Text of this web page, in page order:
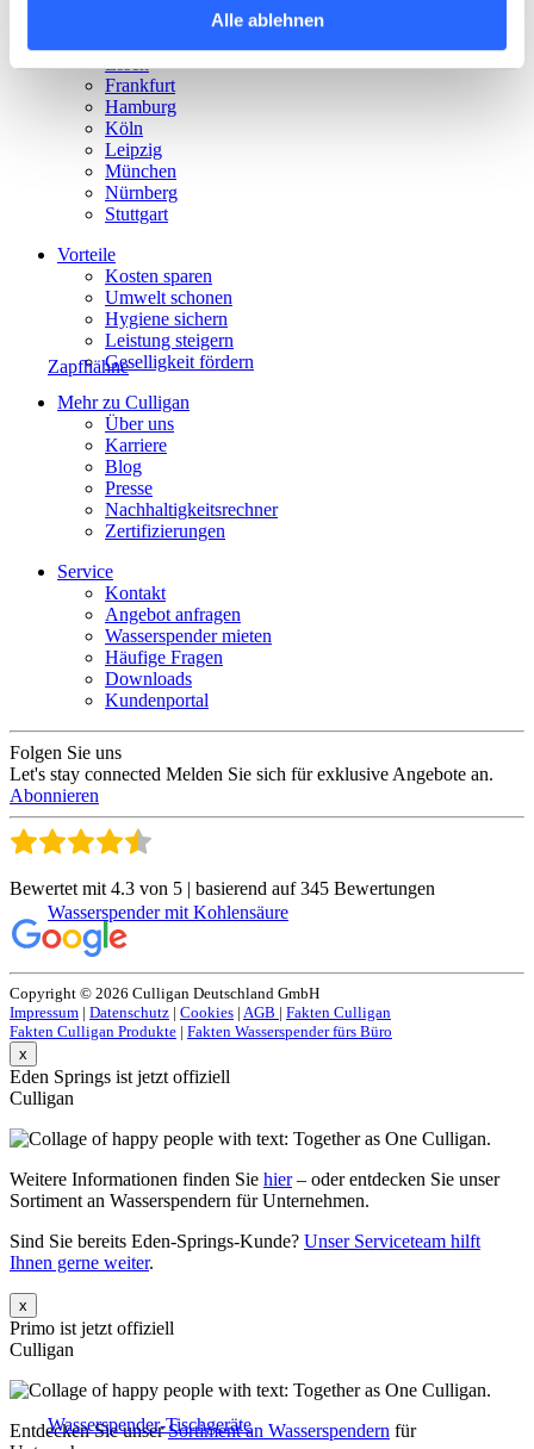
Alle ablehnen
Zapfhähne
Wasserspender mit Kohlensäure
Wasserspender-Tischgeräte
Essen
Frankfurt
Hamburg
Köln
Leipzig
München
Nürnberg
Stuttgart
Vorteile
Kosten sparen
Umwelt schonen
Hygiene sichern
Leistung steigern
Geselligkeit fördern
Mehr zu Culligan
Über uns
Karriere
Blog
Presse
Nachhaltigkeitsrechner
Zertifizierungen
Service
Kontakt
Angebot anfragen
Wasserspender mieten
Häufige Fragen
Downloads
Kundenportal
Folgen Sie uns
Let's stay connected Melden Sie sich für exklusive Angebote an.
Abonnieren
Bewertet mit 4.3 von 5 | basierend auf 345 Bewertungen
Copyright © 2026 Culligan Deutschland GmbH
Impressum | Datenschutz | Cookies | AGB | Fakten Culligan
Fakten Culligan Produkte | Fakten Wasserspender fürs Büro
x
Eden Springs ist jetzt offiziell
Culligan
Weitere Informationen finden Sie hier– oder entdecken Sie unser
Sortiment an Wasserspendern für Unternehmen.
Sind Sie bereits Eden-Springs-Kunde? Unser Serviceteam hilft
Ihnen gerne weiter.
x
Primo ist jetzt offiziell
Culligan
Entdecken Sie unserSortiment an Wasserspendern für